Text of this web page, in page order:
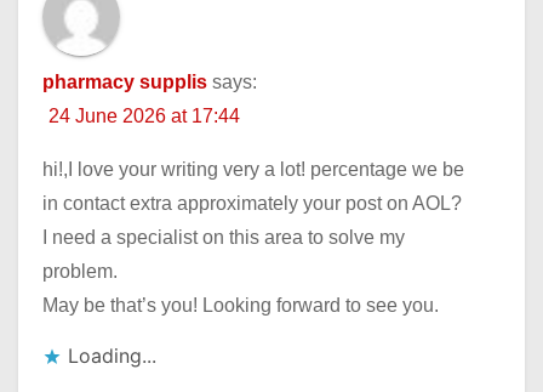
pharmacy supplis says:
24 June 2026 at 17:44
hi!,I love your writing very a lot! percentage we be
in contact extra approximately your post on AOL?
I need a specialist on this area to solve my
problem.
May be that’s you! Looking forward to see you.
Loading...